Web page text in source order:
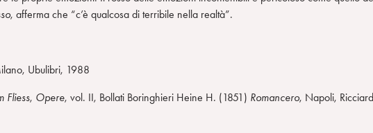
, afferma che “c’è qualcosa di terribile nella realtà”.
Ubulibri, 1988
Fliess, Opere, vol. II, Bollati Boringhieri Heine H. (1851) Romancero, Napoli,